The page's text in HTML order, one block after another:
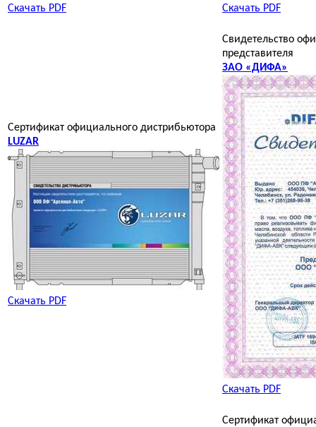
Скачать PDF Скачать PDF
Сертификат официального дистрибьютора
LUZAR
Скачать PDF
Свидетельство
представителя
ЗАО «ДИФА»
Скачать PDF
Сертификат